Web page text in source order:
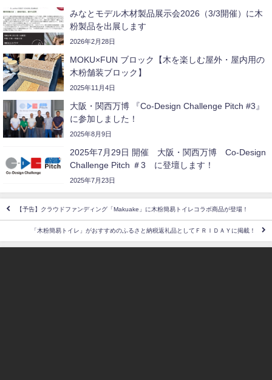
みなとモデル木材製品展示会2026（3/3開催）に木
粉製品を出展します
2026年2月28日
MOKU×FUN ブロック【木を楽しむ屋外・屋内用の
木粉舗装ブロック】
2025年11月4日
大阪・関西万博 『Co-Design Challenge Pitch #3』
に参加しました！
2025年8月9日
2025年7月29日 開催 大阪・関西万博 Co-Design
Challenge Pitch ＃3 に登壇します！
2025年7月23日
【予告】クラウドファンディング「Makuake」に木粉簡易トイレコラボ商品が登場！
「木粉簡易トイレ」がおすすめのふるさと納税返礼品としてＦＲＩＤＡＹに掲載！